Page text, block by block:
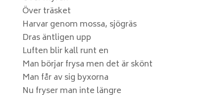
Över träsket
Harvar genom mossa, sjögräs
Dras äntligen upp
Luften blir kall runt en
Man börjar frysa men det är skönt
Man får av sig byxorna
Nu fryser man inte längre